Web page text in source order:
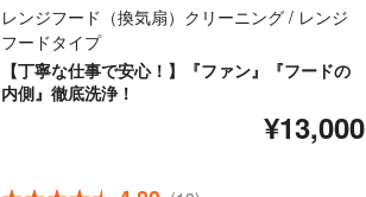
レンジフード（換気扇）クリーニング / レンジ
フードタイプ
【丁寧な仕事で安心！】『ファン』『フードの
内側』徹底洗浄！
¥13,000